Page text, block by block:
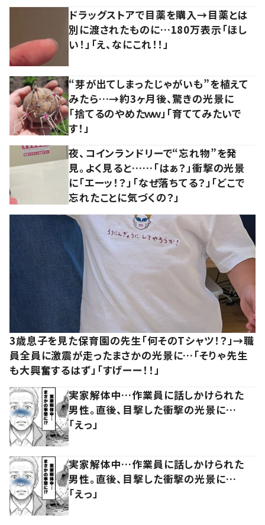
ドラッグストアで目薬を購入→目薬とは
別に渡されたものに…180万表示「ほし
い！」「え、なにこれ！！」
“芽が出てしまったじゃがいも”を植えて
みたら…→約3ヶ月後、驚きの光景に
「捨てるのやめたｗｗ」「育ててみたいで
す！」
夜、コインランドリーで“忘れ物”を発
見。よく見ると……「はぁ？」衝撃の光景
に「エーッ！？」「なぜ落ちてる？」「どこで
忘れたことに気づくの？」
3歳息子を見た保育園の先生「何そのTシャツ！？」→職
員全員に激震が走ったまさかの光景に…「そりゃ先生
も大興奮するはず」「すげーー！！」
実家解体中…作業員に話しかけられた
男性。直後、目撃した衝撃の光景に…
「えっ」
実家解体中…作業員に話しかけられた
男性。直後、目撃した衝撃の光景に…
「えっ」